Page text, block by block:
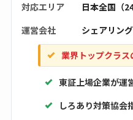
対応エリア
日本全国（
運営会社
シェアリン
業界トップクラス
東証上場企業が運
しろあり対策協会